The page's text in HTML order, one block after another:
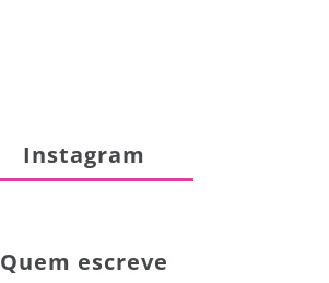
Instagram
Quem escreve